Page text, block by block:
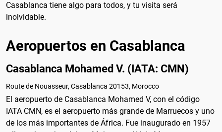
Casablanca tiene algo para todos, y tu visita será
inolvidable.
Aeropuertos en Casablanca
Casablanca Mohamed V. (IATA: CMN)
Route de Nouasseur, Casablanca 20153, Morocco
El aeropuerto de Casablanca Mohamed V, con el código
IATA CMN, es el aeropuerto más grande de Marruecos y uno
de los más importantes de África. Fue inaugurado en 1957